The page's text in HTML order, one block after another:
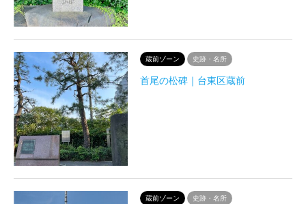
蔵前ゾーン 史跡・名所
首尾の松碑｜台東区蔵前
蔵前ゾーン 史跡・名所